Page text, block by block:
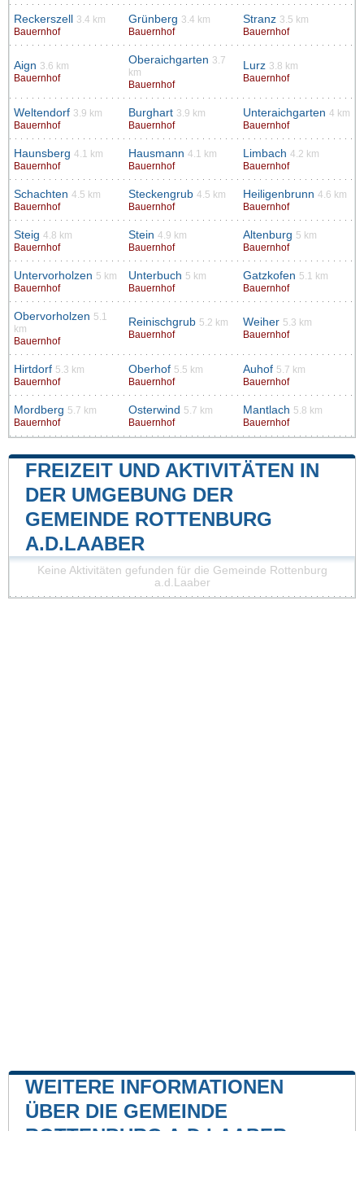
Reckerszell
3.4 km
Bauernhof
Grünberg 3.4 km
Bauernhof
Stranz 3.5 km
Bauernhof
Aign 3.6 km
Bauernhof
Oberaichgarten 3.7
km
Bauernhof
Lurz 3.8 km
Bauernhof
Weltendorf 3.9 km
Bauernhof
Burghart 3.9 km
Bauernhof
Unteraichgarten 4 km
Bauernhof
Haunsberg 4.1 km
Bauernhof
Hausmann 4.1 km
Bauernhof
Limbach 4.2 km
Bauernhof
Schachten 4.5 km
Bauernhof
Steckengrub 4.5 km
Bauernhof
Heiligenbrunn 4.6 km
Bauernhof
Steig 4.8 km
Bauernhof
Stein 4.9 km
Bauernhof
Altenburg 5 km
Bauernhof
Untervorholzen 5 km
Bauernhof
Unterbuch 5 km
Bauernhof
Gatzkofen 5.1 km
Bauernhof
Obervorholzen 5.1
km
Bauernhof
Reinischgrub 5.2 km
Bauernhof
Weiher 5.3 km
Bauernhof
Hirtdorf 5.3 km
Bauernhof
Oberhof 5.5 km
Bauernhof
Auhof 5.7 km
Bauernhof
Mordberg 5.7 km
Bauernhof
Osterwind 5.7 km
Bauernhof
Mantlach 5.8 km
Bauernhof
FREIZEIT UND AKTIVITÄTEN IN
DER UMGEBUNG DER
GEMEINDE ROTTENBURG
A.D.LAABER
Keine Aktivitäten gefunden für die Gemeinde Rottenburg
a.d.Laaber
WEITERE INFORMATIONEN
ÜBER DIE GEMEINDE
ROTTENBURG A.D.LAABER